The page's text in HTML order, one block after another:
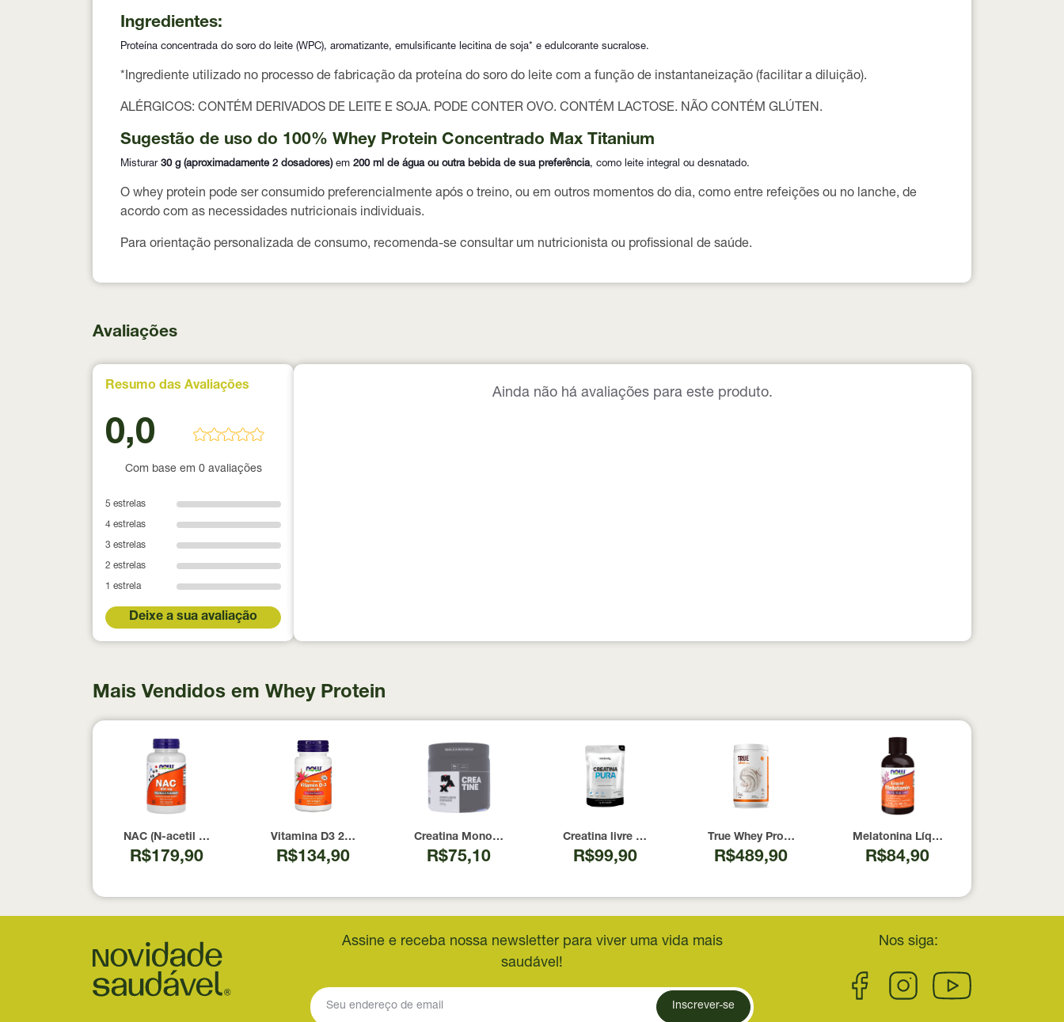
Ingredientes:
Proteína concentrada do soro do leite (WPC), aromatizante, emulsificante lecitina de soja* e edulcorante sucralose.
*Ingrediente utilizado no processo de fabricação da proteína do soro do leite com a função de instantaneização (facilitar a diluição).
ALÉRGICOS: CONTÉM DERIVADOS DE LEITE E SOJA. PODE CONTER OVO. CONTÉM LACTOSE. NÃO CONTÉM GLÚTEN.
Sugestão de uso do 100% Whey Protein Concentrado Max Titanium
Misturar 30 g (aproximadamente 2 dosadores)em 200 ml de água ou outra bebida de sua preferência, como leite integral ou desnatado.
O whey protein pode ser consumido preferencialmente após o treino, ou em outros momentos do dia, como entre refeições ou no lanche, de
acordo com as necessidades nutricionais individuais.
Para orientação personalizada de consumo, recomenda-se consultar um nutricionista ou profissional de saúde.
Avaliações
Resumo das Avaliações
0,0
Com base em 0 avaliações
5 estrelas
4 estrelas
3 estrelas
2 estrelas
1 estrela
Deixe a sua avaliação
Ainda não há avaliações para este produto.
Mais Vendidos em Whey Protein
NAC (N-acetil Cisteína) 600mg NOW Foods 100 Cápsulas
R$179,90
Vitamina D3 2000 UI Now Foods 240 Cápsulas
R$134,90
Creatina Monohidratada Max Titanium 300g
R$75,10
Creatina livre de metais pesados 100% pura com Laudo 300g Neobody Nutrition
R$99,90
True Whey Protein Coconut Icecream True Source 837g
R$489,90
Melatonina Líquida Now Foods 59ml
R$84,90
Assine e receba nossa newsletter para viver uma vida mais
saudável!
Inscrever-se
Nos siga: